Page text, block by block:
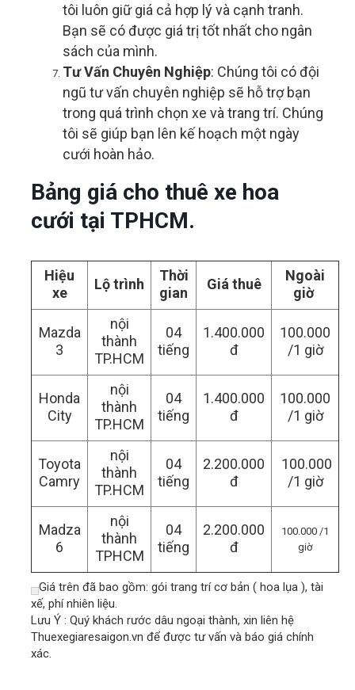
tôi luôn giữ giá cả hợp lý và cạnh tranh.
Bạn sẽ có được giá trị tốt nhất cho ngân
sách của mình.
Tư Vấn Chuyên Nghiệp: Chúng tôi có đội
ngũ tư vấn chuyên nghiệp sẽ hỗ trợ bạn
trong quá trình chọn xe và trang trí. Chúng
tôi sẽ giúp bạn lên kế hoạch một ngày
cưới hoàn hảo.
Bảng giá cho thuê xe hoa
cưới tại TPHCM.
Hiệu
xe
Lộ trình
Thời
gian
Giá thuê
Ngoài
giờ
Mazda
3
nội
thành
TP.HCM
04
tiếng
1.400.000
đ
100.000
/1 giờ
Honda
City
nội
thành
TP.HCM
04
tiếng
1.400.000
đ
100.000
/1 giờ
Toyota
Camry
nội
thành
TP.HCM
04
tiếng
2.200.000
đ
100.000
/1 giờ
Madza
6
nội
thành
TPHCM
04
tiếng
2.200.000
đ
100.000 /1
giờ
Giá trên đã bao gồm: gói trang trí cơ bản ( hoa lụa ), tài
xế, phí nhiên liệu.
Lưu Ý : Quý khách rước dâu ngoại thành, xin liên hệ
Thuexegiaresaigon.vn để được tư vấn và báo giá chính
xác.